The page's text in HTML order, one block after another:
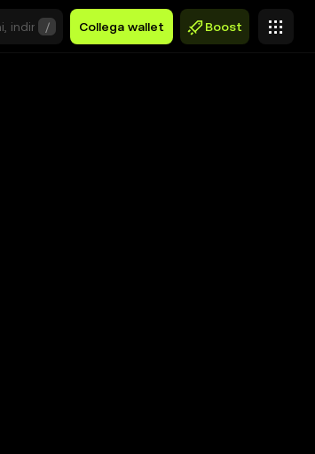
/ Collega wallet Boost